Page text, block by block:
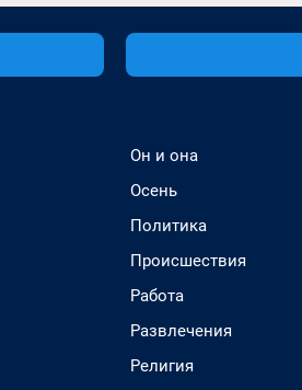
Он и она
Осень
Политика
Происшествия
Работа
Развлечения
Религия